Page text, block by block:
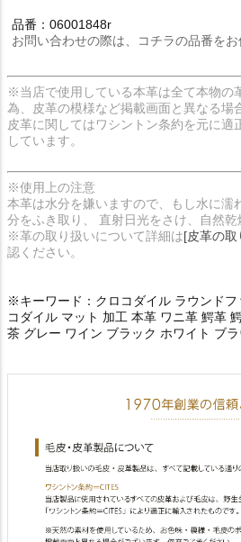
品番：06001848r
お問い合わせの際は、コチラの品番を
※当店で使用している本革は全て本物の
為、皮革の模様など掲載画面と異なる場
皮革に関してはワシントン条約を元に適
しています。
※使用上の注意
本革は水分を嫌いますので、もし水に濡
分をふき取り、 直射日光をさけ、自然乾
※革の取り扱いについて詳細は[皮革の
認ください。
※キーワード：クロコダイル ラウンドフ
コダイル マット 加工 本革 ワニ革 鰐革
茶 グレー ワイン ブラック ホワイト ブラ